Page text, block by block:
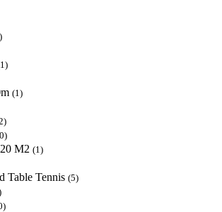
(1)
M2 (1)
Table Tennis (5)